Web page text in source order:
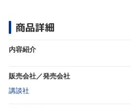
商品詳細
内容紹介
販売会社／発売会社
講談社